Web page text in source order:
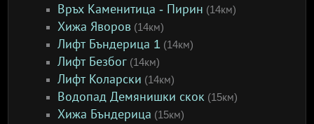
Връх Каменитица - Пирин (14км)
Хижа Яворов (14км)
Лифт Бъндерица 1 (14км)
Лифт Безбог (14км)
Лифт Коларски (14км)
Водопад Демянишки скок (15км)
Хижа Бъндерица (15км)